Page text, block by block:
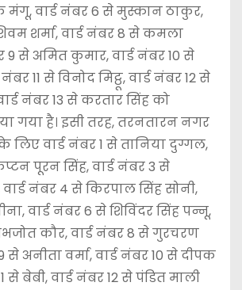
वार्ड नंबर 6 से मुस्कान ठाकुर,
शर्मा, वार्ड नंबर 8 से कमला
9 से अमित कुमार, वार्ड नंबर 10 से
नंबर 11 से विनोद मिट्ठू, वार्ड नंबर 12 से
नंबर 13 से करतार सिंह को
गया है। इसी तरह, तरनतारन नगर
वार्ड नंबर 1 से तानिया दुग्गल,
पूरन सिंह, वार्ड नंबर 3 से
नंबर 4 से किरपाल सिंह सोनी,
वार्ड नंबर 6 से शिविंदर सिंह पन्नू,
कौर, वार्ड नंबर 8 से गुरचरण
से अनीता वर्मा, वार्ड नंबर 10 से दीपक
से बेबी, वार्ड नंबर 12 से पंडित माली